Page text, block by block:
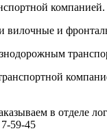
компанией.
вилочные и
в отделе
59-45